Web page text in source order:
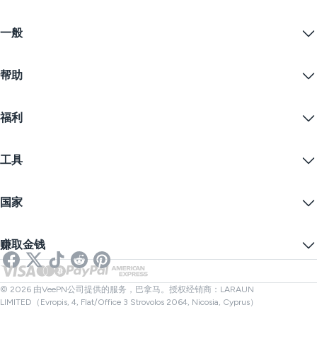
VPN for macOS
iOS VPN
Firefox
免费VPN
一般
VPN下载
定价
学生优惠
博客
帮助
联系我们
隐私政策
Cookie偏好设置
福利
网络隐私
匿名IP
流媒体用VPN
Netflix VPN
工具
隐藏您的IP
在线短信
链接检查器
文件检查器
国家
英国VPN
加拿大VPN
土耳其VPN
赚取金钱
合作伙伴
© 2026 由VeePN公司提供的服务，巴拿马。授权经销商：LARAUN
LIMITED（Evropis, 4, Flat/Office 3 Strovolos 2064, Nicosia, Cyprus）